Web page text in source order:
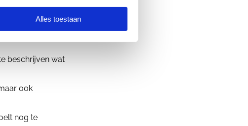
Alles toestaan
beschrijven wat
ook
nog te